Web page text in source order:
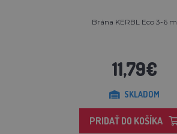
Brána KERBL Eco 3-6 m
11,79€
SKLADOM
PRIDAŤ DO KOŠÍKA